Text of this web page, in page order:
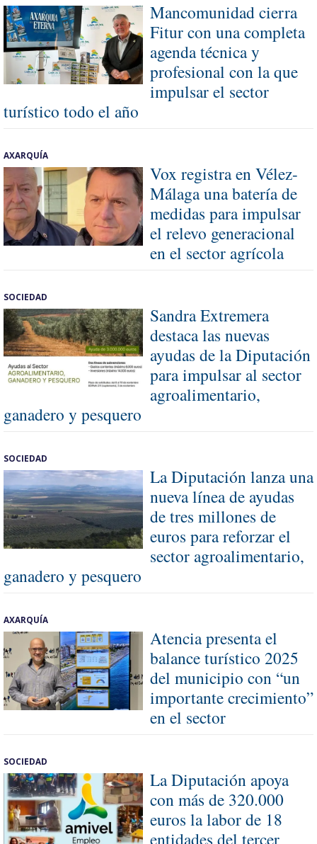
Mancomunidad cierra
Fitur con una completa
agenda técnica y
profesional con la que
impulsar el sector
turístico todo el año
AXARQUÍA
Vox registra en Vélez-
Málaga una batería de
medidas para impulsar
el relevo generacional
en el sector agrícola
SOCIEDAD
Sandra Extremera
destaca las nuevas
ayudas de la Diputación
para impulsar al sector
agroalimentario,
ganadero y pesquero
SOCIEDAD
La Diputación lanza una
nueva línea de ayudas
de tres millones de
euros para reforzar el
sector agroalimentario,
ganadero y pesquero
AXARQUÍA
Atencia presenta el
balance turístico 2025
del municipio con “un
importante crecimiento”
en el sector
SOCIEDAD
La Diputación apoya
con más de 320.000
euros la labor de 18
entidades del tercer